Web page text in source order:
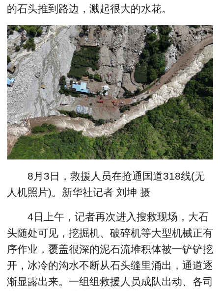
的石头推到路边，溅起很大的水花。
8月3日，救援人员在抢通国道318线(无
人机照片)。新华社记者 刘坤 摄
4日上午，记者再次进入搜救现场，大石
头随处可见，挖掘机、破碎机等大型机械正有
序作业，覆盖很深的泥石流堆积体被一铲铲挖
开，冰冷的沟水不断从石头缝里涌出，通道逐
渐显露出来。一组组救援人员成队出动、各司